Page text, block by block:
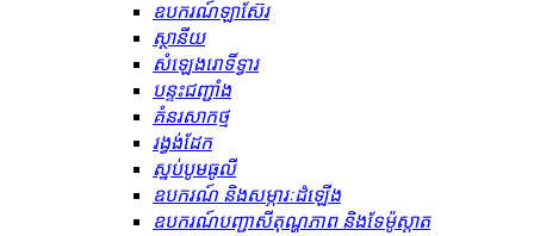
ឧបករណ៍ឡាស៊ែរ
ស្ថានីយ
សំឡេងរោទិ៍ទ្វារ
បន្ទះជញ្ជាំង
គំនរសាកថ្ម
រង្វង់ដែក
ស្នប់បូមធូលី
ឧបករណ៍ និងសម្ភារៈដំឡើង
ឧបករណ៍បញ្ជាសីតុណ្ហភាព និងទែម៉ូស្តាត